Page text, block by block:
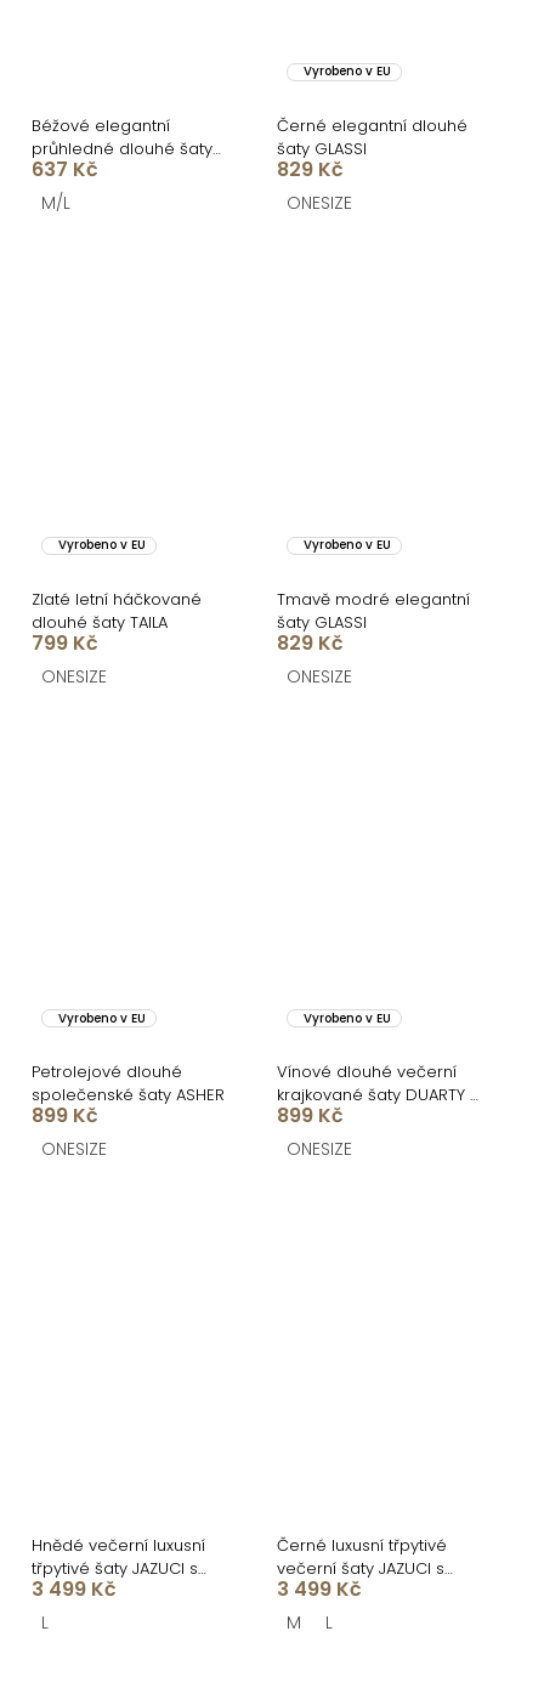
Béžové elegantní
průhledné dlouhé šaty
EMVARK
637 Kč
M/L
Vyrobeno v EU
Černé elegantní dlouhé
šaty GLASSI
829 Kč
ONESIZE
Vyrobeno v EU
Zlaté letní háčkované
dlouhé šaty TAILA
799 Kč
ONESIZE
Vyrobeno v EU
Tmavě modré elegantní
šaty GLASSI
829 Kč
ONESIZE
Vyrobeno v EU
Petrolejové dlouhé
společenské šaty ASHER
899 Kč
ONESIZE
Vyrobeno v EU
Vínové dlouhé večerní
krajkované šaty DUARTY s
body
899 Kč
ONESIZE
Hnědé večerní luxusní
třpytivé šaty JAZUCI s
rozparkem a body
3 499 Kč
L
Černé luxusní třpytivé
večerní šaty JAZUCI s
rozparkem a body
3 499 Kč
M L